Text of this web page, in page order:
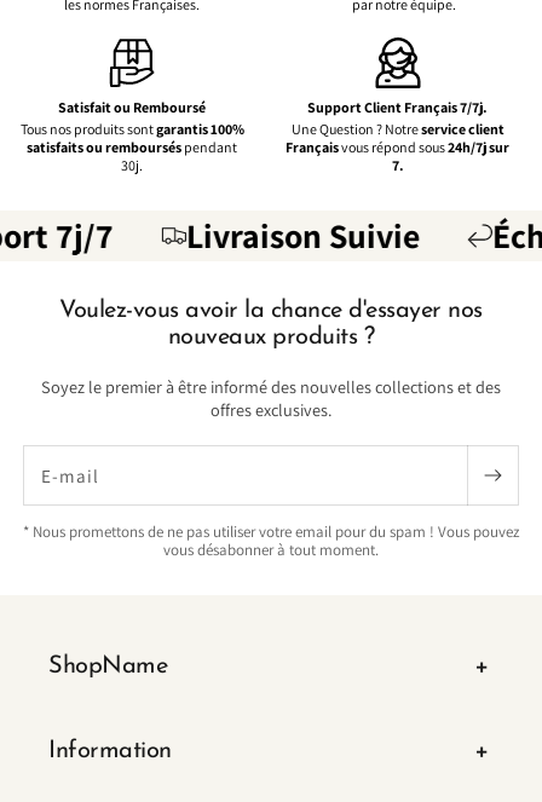
les normes Françaises.
par notre équipe.
Satisfait ou Remboursé
Tous nos produits sontgarantis 100%
satisfaits ou remboursés pendant
30j.
Support Client Français 7/7j.
Une Question ? Notreservice client
Françaisvous répond sous24h/7j sur
7.
7j/7 Livraison Suivie
Voulez-vous avoir la chance d'essayer nos
nouveaux produits ?
Soyez le premier à être informé des nouvelles collections et des
offres exclusives.
E-mail
* Nous promettons de ne pas utiliser votre email pour du spam ! Vous pouvez
vous désabonner à tout moment.
ShopName
Information